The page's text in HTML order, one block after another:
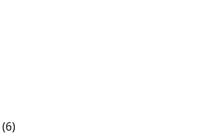
(6)